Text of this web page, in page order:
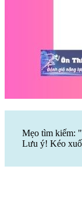
Mẹo tìm kiếm:
Lưu ý! Kéo